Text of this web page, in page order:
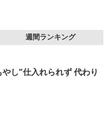
週間ランキング
し"仕入れられず 代わり